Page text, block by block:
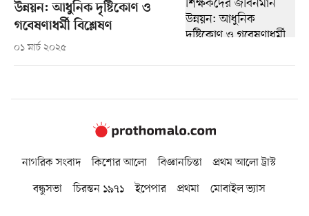
উন্নয়ন: আধুনিক দৃষ্টিকোণ ও
গবেষণাধর্মী বিশ্লেষণ
০১ মার্চ ২০২৫
নাগরিক সংবাদ কিশোর আলো বিজ্ঞানচিন্তা
প্রথম আলো ট্রাস্ট
বন্ধুসভা
চিরন্তন ১৯৭১ ইপেপার প্রথমা মোবাইল ভ্যাস